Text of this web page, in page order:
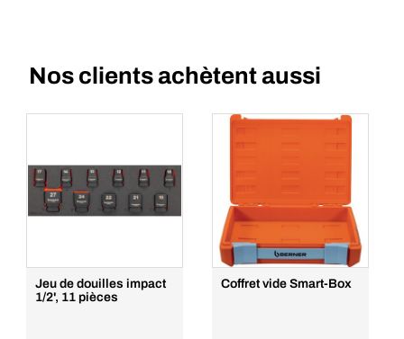
Nos clients achètent aussi
Jeu de douilles impact
1/2', 11 pièces
Coffret vide Smart-Box